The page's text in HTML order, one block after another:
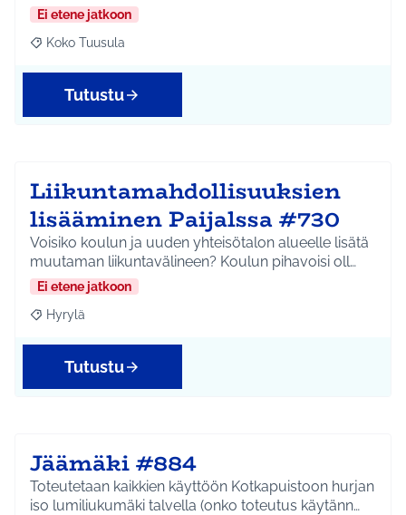
Ei etene jatkoon
Rajaa tulokset aihepiirin mukaan: Koko Tuusula
Koko Tuusula
Tutustu
Liikuntamahdollisuuksien
lisääminen Paijalssa #730
Voisiko koulun ja uuden yhteisötalon alueelle lisätä
muutaman liikuntavälineen? Koulun pihavoisi oll…
Ei etene jatkoon
Rajaa tulokset aihepiirin mukaan: Hyrylä
Hyrylä
Tutustu
Jäämäki #884
Toteutetaan kaikkien käyttöön Kotkapuistoon hurjan
iso lumiliukumäki talvella (onko toteutus käytänn…